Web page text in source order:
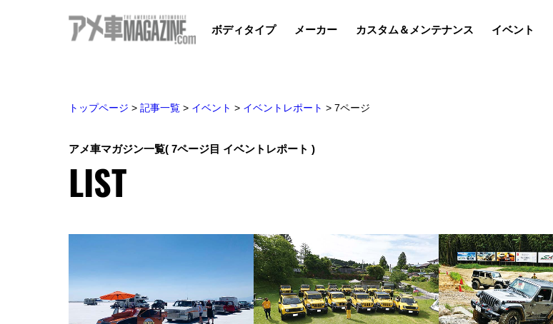
ボディタイプ メーカー カスタム＆メンテナンス イベント
トップページ > 記事一覧 > イベント > イベントレポート > 7ページ
アメ車マガジン一覧( 7ページ目 イベントレポート )
LIST